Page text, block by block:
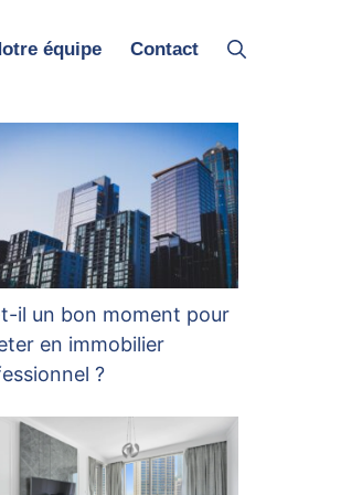
équipe Contact
il un bon moment pour
en immobilier
?